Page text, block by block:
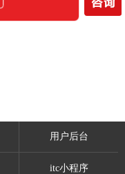
用户后台
itc小程序